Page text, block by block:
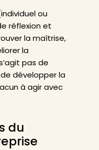
ou
réflexion et
la maîtrise,
la
pas de
développer la
à agir avec
du